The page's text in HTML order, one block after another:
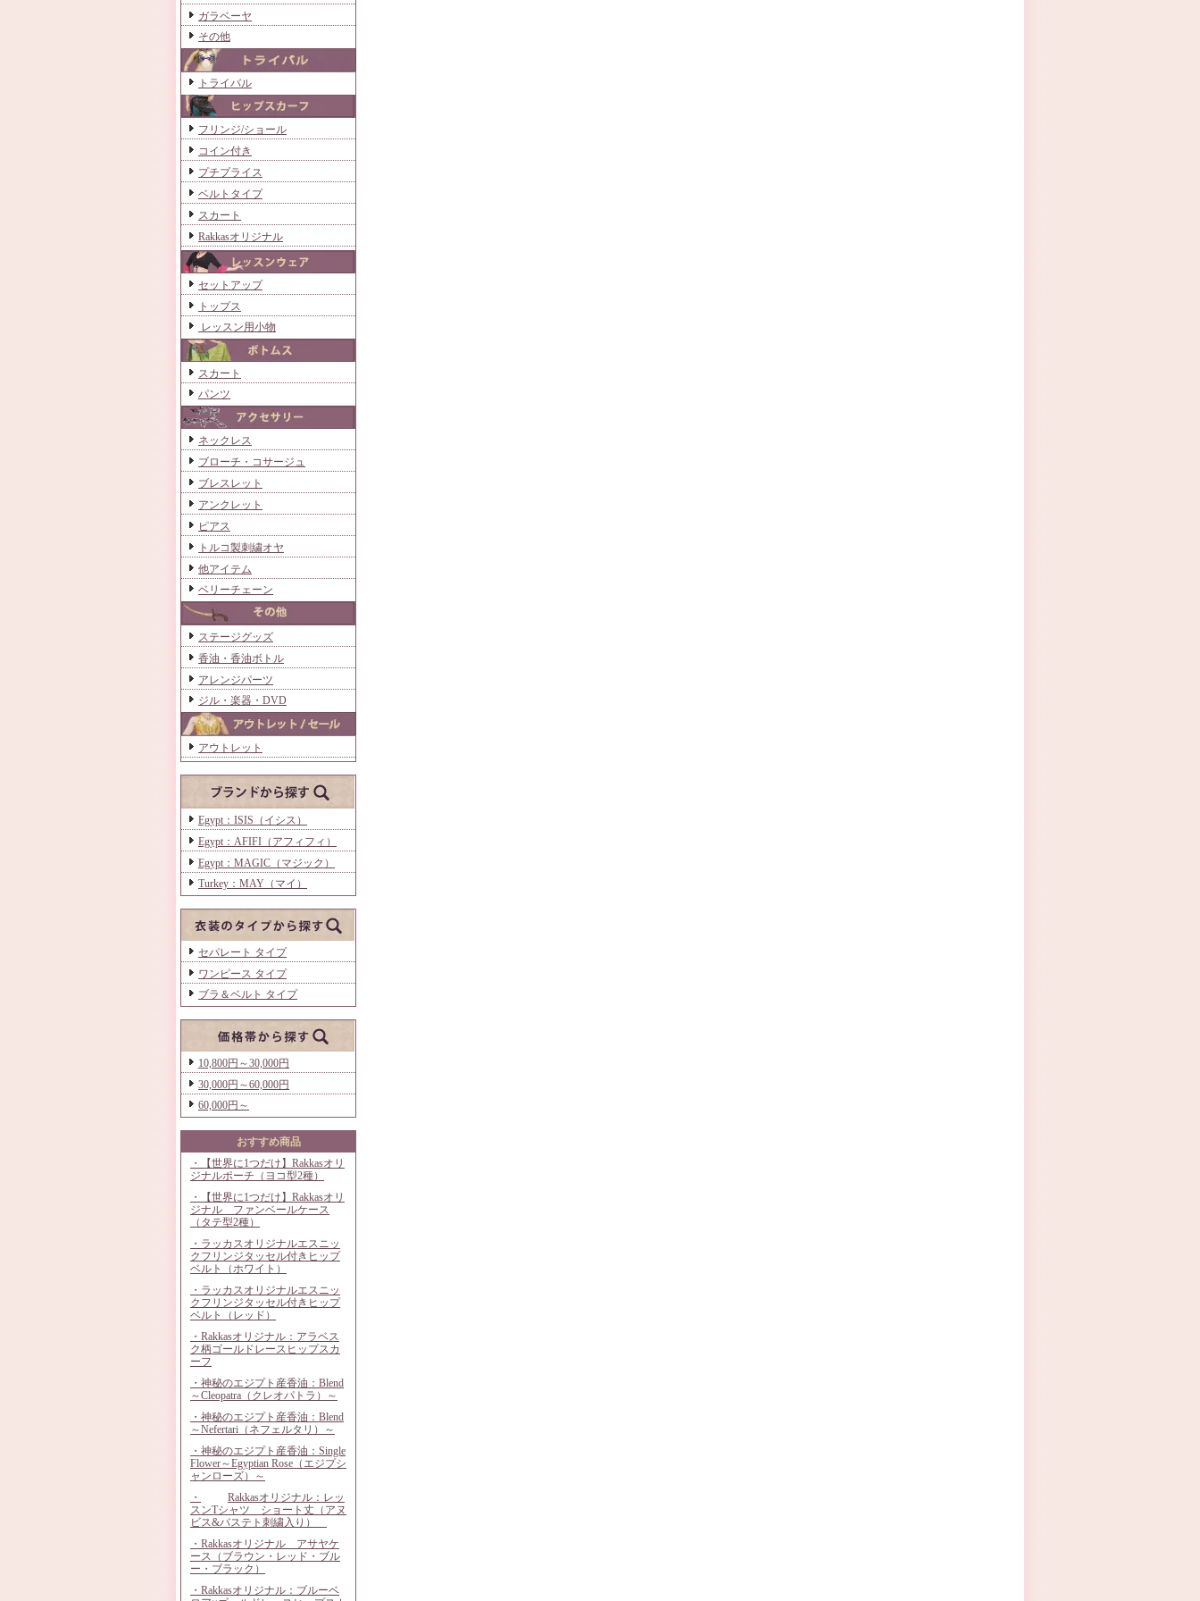
ガラベーヤ
その他
トライバル
フリンジ/ショール
コイン付き
プチプライス
ベルトタイプ
スカート
Rakkasオリジナル
セットアップ
トップス
レッスン用小物
スカート
パンツ
ネックレス
ブローチ・コサージュ
ブレスレット
アンクレット
ピアス
トルコ製刺繍オヤ
他アイテム
ベリーチェーン
ステージグッズ
香油・香油ボトル
アレンジパーツ
ジル・楽器・DVD
アウトレット
Egypt：ISIS（イシス）
Egypt：AFIFI（アフィフィ）
Egypt：MAGIC（マジック）
Turkey：MAY（マイ）
セパレート タイプ
ワンピース タイプ
ブラ＆ベルト タイプ
10,800円～30,000円
30,000円～60,000円
60,000円～
おすすめ商品
・【世界に1つだけ】Rakkasオリ
ジナルポーチ（ヨコ型2種）
・【世界に1つだけ】Rakkasオリ
ジナル ファンベールケース
（タテ型2種）
・ラッカスオリジナルエスニッ
クフリンジタッセル付きヒップ
ベルト（ホワイト）
・ラッカスオリジナルエスニッ
クフリンジタッセル付きヒップ
ベルト（レッド）
・Rakkasオリジナル：アラベス
ク柄ゴールドレースヒップスカ
ーフ
・神秘のエジプト産香油：Blend
～Cleopatra（クレオパトラ）～
・神秘のエジプト産香油：Blend
～Nefertari（ネフェルタリ）～
・神秘のエジプト産香油：Single
Flower～Egyptian Rose（エジプシ
ャンローズ）～
・
Rakkasオリジナル：レッ
スンTシャツ ショート丈（アヌ
ビス&バステト刺繍入り）
・Rakkasオリジナル アサヤケ
ース（ブラウン・レッド・ブル
ー・ブラック）
・Rakkasオリジナル：ブルーベ